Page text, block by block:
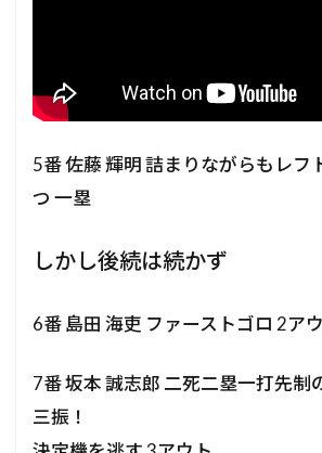
5番 佐藤 輝明 詰まりながらもレフ
つ 一塁
しかし後続は続かず
6番 島田 海吏 ファーストゴロ 2ア
7番 坂本 誠志郎 二死二塁一打先制
三振！